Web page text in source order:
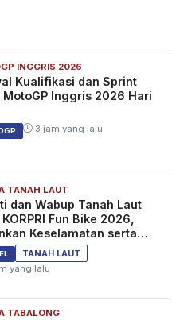
INGGRIS 2026
Kualifikasi dan Sprint
MotoGP Inggris 2026 Hari
3 jam yang lalu
TANAH LAUT
dan Wabup Tanah Laut
Fun Bike 2026,
Keselamatan serta
TANAH LAUT
yang lalu
TABALONG